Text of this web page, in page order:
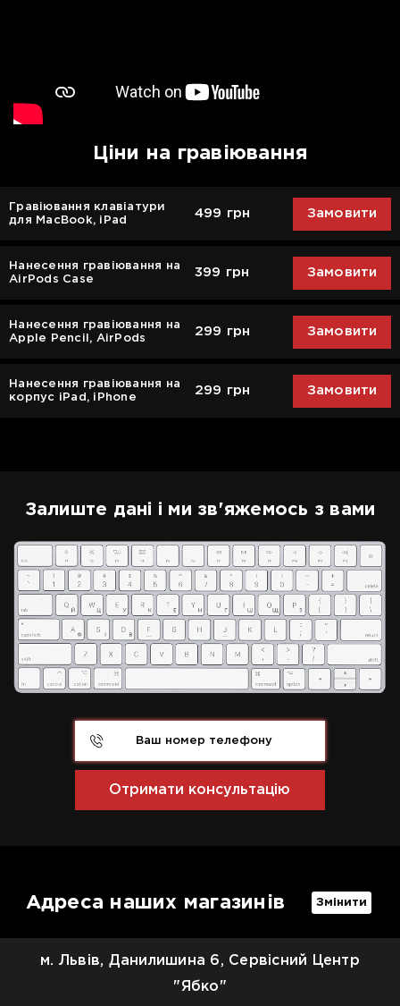
Ціни на гравіювання
Гравіювання клавіатури
для MacBook, iPad
499 грн Замовити
Нанесення гравіювання на
AirPods Case
399 грн Замовити
Нанесення гравіювання на
Apple Pencil, AirPods
299 грн Замовити
Нанесення гравіювання на
корпус iPad, iPhone
299 грн Замовити
Залиште дані і ми зв'яжемось з вами
Адреса наших магазинів Змінити
м. Львів, Данилишина 6, Сервісний Центр
"Ябко"